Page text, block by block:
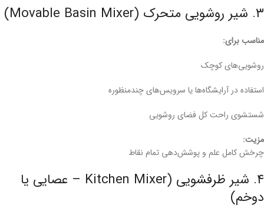
۳. شیر روشویی متحرک (Movable Basin Mixer)
مناسب برای:
روشویی‌های کوچک
استفاده در آرایشگاه‌ها یا سرویس‌های چندمنظوره
شستشوی راحت کل فضای روشویی
مزیت:
چرخش کامل علم و پوشش‌دهی تمام نقاط
۴. شیر ظرفشویی (Kitchen Mixer – عصایی یا
دوخم)